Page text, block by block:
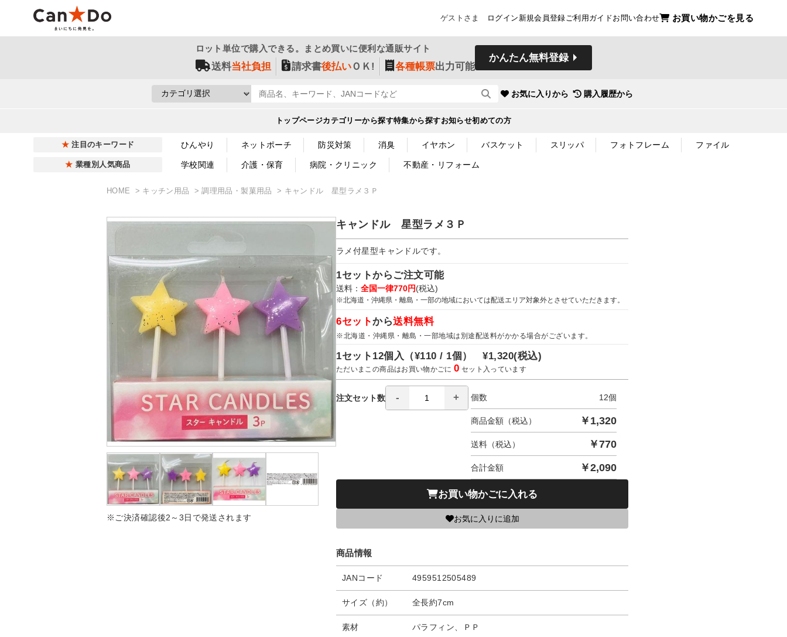
ゲストさま ログイン 新規会員登録ご利用ガイドお問い合わせ お買い物かごを見る
ロット単位で購入できる。まとめ買いに便利な通販サイト
送料当社負担 請求書後払いＯＫ! 各種帳票出力可能
かんたん無料登録
お気に入りから 購入履歴から
トップページカテゴリーから探す特集から探すお知らせ初めての方
注目のキーワード ひんやり ネットポーチ 防災対策 消臭 イヤホン バスケット スリッパ フォトフレーム ファイル
業種別人気商品 学校関連 介護・保育 病院・クリニック 不動産・リフォーム
HOME キッチン用品 調理用品・製菓用品 キャンドル 星型ラメ３Ｐ
※ご決済確認後2～3日で発送されます
キャンドル 星型ラメ３Ｐ
ラメ付星型キャンドルです。
1セットからご注文可能
送料： 全国一律770円(税込)
※北海道・沖縄県・離島・一部の地域においては配送エリア対象外とさせていただきます。
6セットから送料無料
※北海道・沖縄県・離島・一部地域は別途配送料がかかる場合がございます。
1セット12個入（¥110 / 1個）¥1,320(税込)
ただいまこの商品はお買い物かごに0 セット入っています
注文セット数 個数 12個
商品金額（税込） ￥ 1,320
送料（税込） ￥770
合計金額 ￥2,090
お買い物かごに入れる
お気に入りに追加
商品情報
JANコード 4959512505489
サイズ（約） 全長約7cm
素材 パラフィン、ＰＰ